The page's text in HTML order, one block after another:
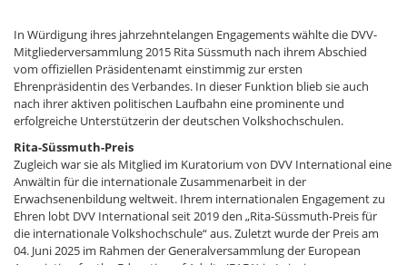
In Würdigung ihres jahrzehntelangen Engagements wählte die DVV-
Mitgliederversammlung 2015 Rita Süssmuth nach ihrem Abschied
vom offiziellen Präsidentenamt einstimmig zur ersten
Ehrenpräsidentin des Verbandes. In dieser Funktion blieb sie auch
nach ihrer aktiven politischen Laufbahn eine prominente und
erfolgreiche Unterstützerin der deutschen Volkshochschulen.
Rita-Süssmuth-Preis
Zugleich war sie als Mitglied im Kuratorium von DVV International eine
Anwältin für die internationale Zusammenarbeit in der
Erwachsenenbildung weltweit. Ihrem internationalen Engagement zu
Ehren lobt DVV International seit 2019 den „Rita-Süssmuth-Preis für
die internationale Volkshochschule“ aus. Zuletzt wurde der Preis am
04. Juni 2025 im Rahmen der Generalversammlung der European